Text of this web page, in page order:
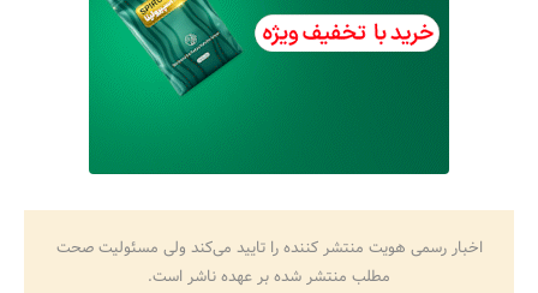
اخبار رسمی هویت منتشر کننده را تایید می‌کند ولی مسئولیت صحت
مطلب منتشر شده بر عهده ناشر است.